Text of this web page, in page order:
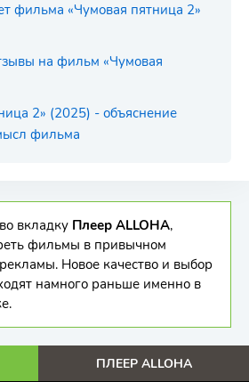
фильма «Чумовая пятница 2»
на фильм «Чумовая
2» (2025) - объяснение
фильма
вкладку Плеер ALLOHA,
фильмы в привычном
Новое качество и выбор
намного раньше именно в
ПЛЕЕР ALLOHA